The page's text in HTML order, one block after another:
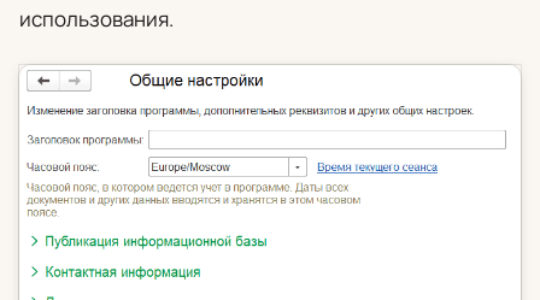
использования.